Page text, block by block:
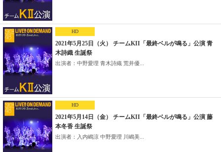
HD
2021年5月25日（火） チームKII「最終ベルが鳴る」公演 青
木詩織 生誕祭
出演者：中野愛理 青木詩織 荒井優...
HD
2021年5月14日（金） チームKII「最終ベルが鳴る」公演 藤
本冬香 生誕祭
出演者：入内嶋涼 中野愛理 川嶋美...